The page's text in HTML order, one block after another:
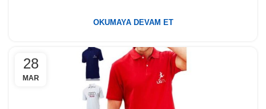
OKUMAYA DEVAM ET
28
MAR